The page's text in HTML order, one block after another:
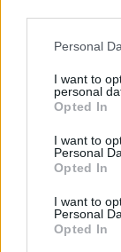
Personal
I want to
personal
Opted In
I want to
Personal
Opted In
I want to
Personal
Opted In